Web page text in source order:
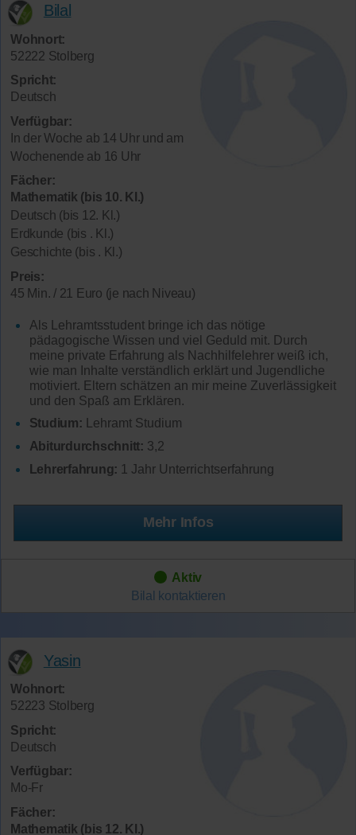
Bilal
Wohnort:
52222 Stolberg
Spricht:
Deutsch
Verfügbar:
In der Woche ab 14 Uhr und am
Wochenende ab 16 Uhr
Fächer:
Mathematik (bis 10. Kl.)
Deutsch (bis 12. Kl.)
Erdkunde (bis . Kl.)
Geschichte (bis . Kl.)
Preis:
45 Min. / 21 Euro (je nach Niveau)
Als Lehramtsstudent bringe ich das nötige
pädagogische Wissen und viel Geduld mit. Durch
meine private Erfahrung als Nachhilfelehrer weiß ich,
wie man Inhalte verständlich erklärt und Jugendliche
motiviert. Eltern schätzen an mir meine Zuverlässigkeit
und den Spaß am Erklären.
Studium: Lehramt Studium
Abiturdurchschnitt: 3,2
Lehrerfahrung: 1 Jahr Unterrichtserfahrung
Mehr Infos
Aktiv
Bilal
kontaktieren
Yasin
Wohnort:
52223 Stolberg
Spricht:
Deutsch
Verfügbar:
Mo-Fr
Fächer:
Mathematik (bis 12. Kl.)